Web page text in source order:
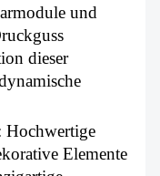
und
dieser
Hochwertige
Elemente